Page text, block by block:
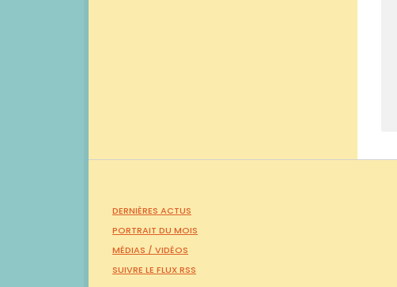
DERNIÈRES ACTUS
PORTRAIT DU MOIS
MÉDIAS / VIDÉOS
SUIVRE LE FLUX RSS